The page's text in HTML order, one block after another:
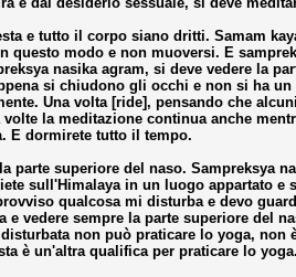
e tutto il corpo siano dritti. Samam
questo modo e non muoversi. E
nasika agram, si deve vedere la
si chiudono gli occhi e non si ha
Una volta [ride], pensando che
la meditazione continua anche
E dormirete tutto il tempo.
parte superiore del naso. Sampreksya
sull'Himalaya in un luogo appartato
qualcosa mi disturba e devo
vedere sempre la parte superiore del
non può praticare lo yoga,
è un'altra qualifica per praticare lo